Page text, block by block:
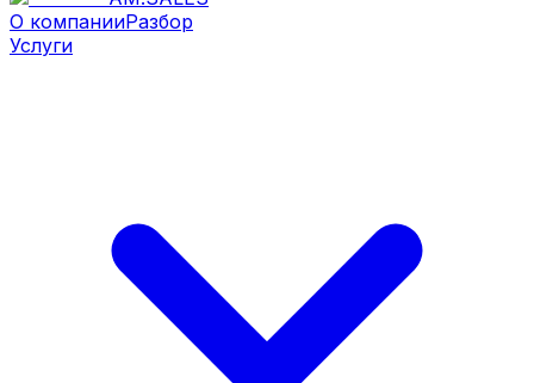
О компанииРазбор
Услуги